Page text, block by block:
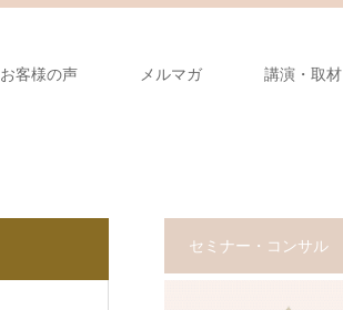
お客様の声 メルマガ 講演・取材
セミナー・コンサル